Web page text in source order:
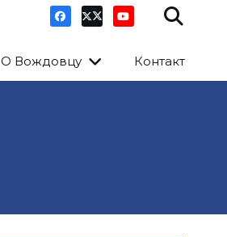
О Вождовцу Контакт